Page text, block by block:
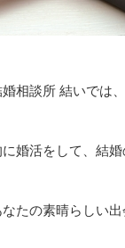
相談所 結いでは
婚活をして、結婚
たの素晴らしい